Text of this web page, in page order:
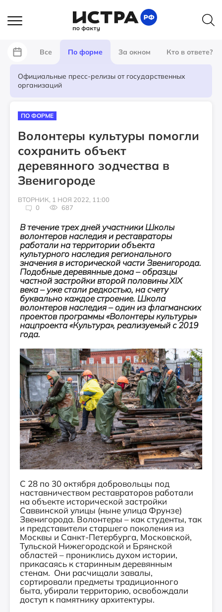
Все По форме За окном Кто в ответе?
Официальные пресс-релизы от государственных
организаций
ПО ФОРМЕ
Волонтеры культуры помогли
сохранить объект
деревянного зодчества в
Звенигороде
ВТОРНИК, 1 НОЯ 2022, 11:00
0
687
В течение трех дней участники Школы
волонтеров наследия и реставраторы
работали на территории объекта
культурного наследия регионального
значения в исторической части Звенигорода.
Подобные деревянные дома – образцы
частной застройки второй половины XIX
века – уже стали редкостью, на счету
буквально каждое строение. Школа
волонтеров наследия – один из флагманских
проектов программы «Волонтеры культуры»
нацпроекта «Культура», реализуемый с 2019
года.
С 28 по 30 октября добровольцы под
наставничеством реставраторов работали
на объекте исторической застройки
Саввинской улицы (ныне улица Фрунзе)
Звенигорода. Волонтеры – как студенты, так
и представители старшего поколения из
Москвы и Санкт-Петербурга, Московской,
Тульской Нижегородской и Брянской
областей – прониклись духом истории,
прикасаясь к старинным деревянным
стенам. Они расчищали завалы,
сортировали предметы традиционного
быта, убирали территорию, освобождали
доступ к памятнику архитектуры.